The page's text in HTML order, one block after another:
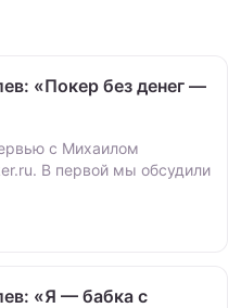
«Покер без денег —
с Михаилом
В первой мы обсудили
«Я — бабка с